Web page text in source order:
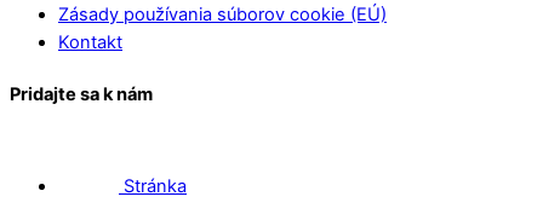
Zásady používania súborov cookie (EÚ)
Kontakt
Pridajte sa k nám
Stránka